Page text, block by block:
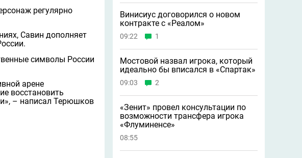
регулярно
Савин дополняет
символы России
арене
восстановить
– написал Терюшков
Винисиус договорился о новом
контракте с «Реалом»
09:22 1
Мостовой назвал игрока, который
идеально бы вписался в «Спартак»
09:03 2
«Зенит» провел консультации по
возможности трансфера игрока
«Флуминенсе»
08:55